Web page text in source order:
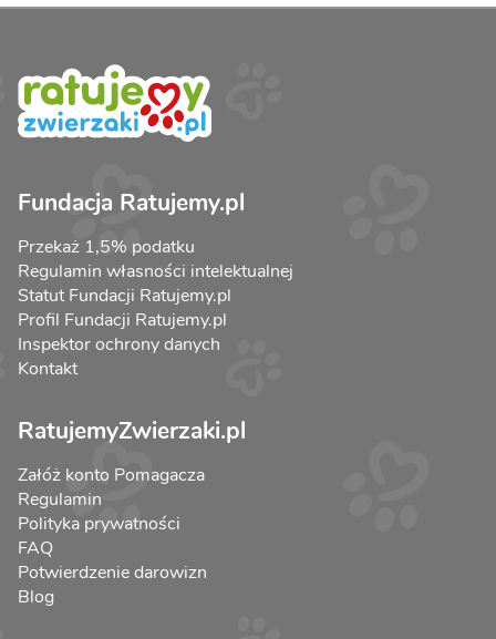
Fundacja Ratujemy.pl
Przekaż 1,5% podatku
Regulamin własności intelektualnej
Statut Fundacji Ratujemy.pl
Profil Fundacji Ratujemy.pl
Inspektor ochrony danych
Kontakt
RatujemyZwierzaki.pl
Załóż konto Pomagacza
Regulamin
Polityka prywatności
FAQ
Potwierdzenie darowizn
Blog